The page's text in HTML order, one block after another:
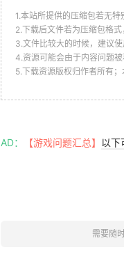
1.本站所提供的压缩包若无
2.下载后文件若为压缩包格
3.文件比较大的时候，建议
4.资源可能会由于内容问题
5.下载资源版权归作者所有
AD： 【游戏问题汇总】 以下
需要随